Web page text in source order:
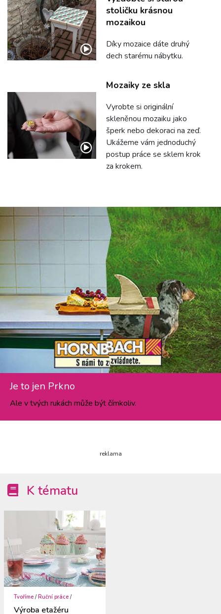
stoličku krásnou
mozaikou
Díky mozaice dáte druhý
dech starému nábytku.
Mozaiky ze skla
Vyrobte si originální
skleněnou mozaiku jako
šperk nebo dekoraci na zeď.
Ukážeme vám jednoduchý
postup práce se sklem krok
za krokem.
Je to jen Prkno
Ale v tvých rukách může být čímkoliv.
reklama
K tématu
Tvoříme / Ruční práce /
Výroba etažéru